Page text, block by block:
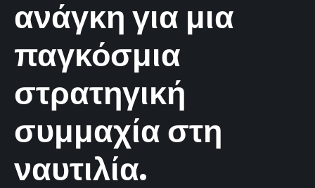
ανάγκη για μια
παγκόσμια
στρατηγική
συμμαχία στη
ναυτιλία.